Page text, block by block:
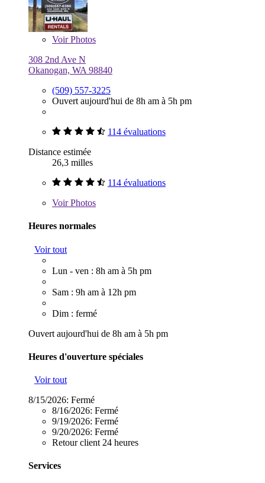
VoirPhotos
308 2nd Ave N
Okanogan, WA 98840
(509) 557-3225
Ouvert aujourd'hui de 8h am à 5h pm
114 évaluations
Distance estimée
26,3 milles
114 évaluations
VoirPhotos
Heures normales
Voir tout
Lun - ven : 8h am à 5h pm
Sam : 9h am à 12h pm
Dim : fermé
Ouvert aujourd'hui de 8h am à 5h pm
Heures d'ouverture spéciales
Voir tout
8/15/2026: Fermé
8/16/2026: Fermé
9/19/2026: Fermé
9/20/2026: Fermé
Retour client 24 heures
Services